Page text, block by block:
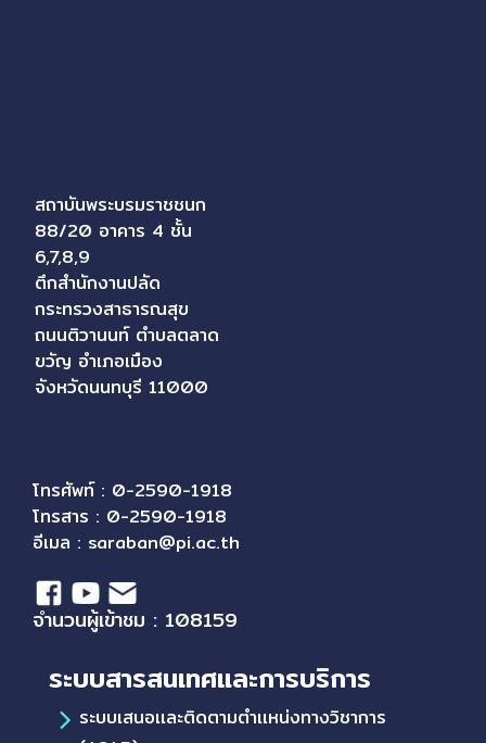
สถาบันพระบรมราชชนก
88/20 อาคาร 4 ชั้น
6,7,8,9
ตึกสำนักงานปลัด
กระทรวงสาธารณสุข
ถนนติวานนท์ ตำบลตลาด
ขวัญ อำเภอเมือง
จังหวัดนนทบุรี 11000
โทรศัพท์ : 0-2590-1918
โทรสาร : 0-2590-1918
อีเมล : saraban@pi.ac.th
จำนวนผู้เข้าชม : 108159
ระบบสารสนเทศและการบริการ
ระบบเสนอเเละติดตามตำเเหน่งทางวิชาการ